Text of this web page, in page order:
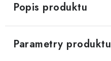
Popis produktu
Parametry produktu